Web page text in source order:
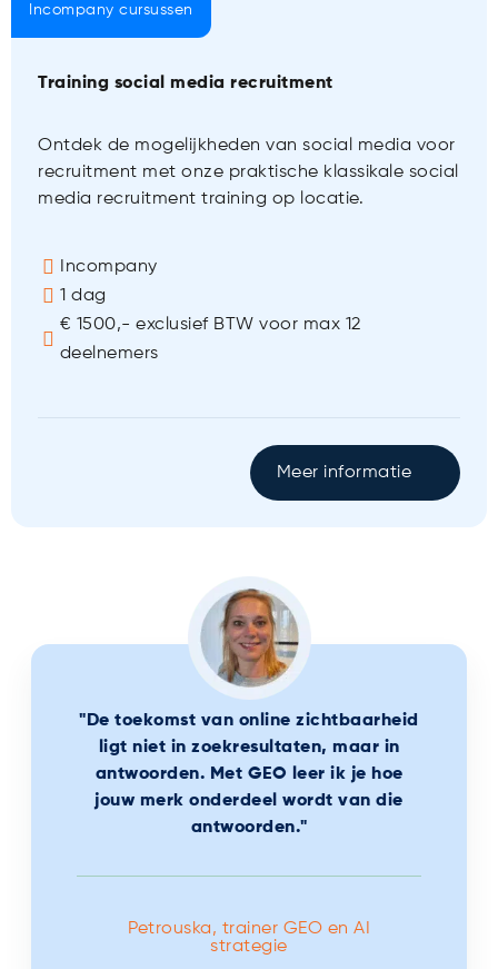
Incompany cursussen
Training social media recruitment
Ontdek de mogelijkheden van social media voor
recruitment met onze praktische klassikale social
media recruitment training op locatie.
Incompany
1 dag
€ 1500,- exclusief BTW voor max 12
deelnemers
Meer informatie
"De toekomst van online zichtbaarheid
ligt niet in zoekresultaten, maar in
antwoorden. Met GEO leer ik je hoe
jouw merk onderdeel wordt van die
antwoorden."
Petrouska, trainer GEO en AI
strategie